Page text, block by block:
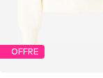
OFFRE